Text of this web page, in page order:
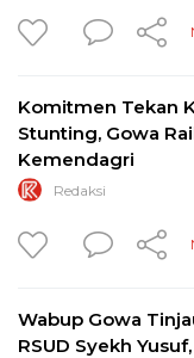
Komitmen Tekan
Stunting, Gowa
Kemendagri
Redaksi
Wabup Gowa
RSUD Syekh